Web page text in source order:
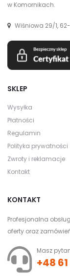
w Komornikach.
Wiśniowa 29/1,
SKLEP
Wysyłka
Płatności
Regulamin
Polityka prywatności
Zwroty i reklamacje
Kontakt
KONTAKT
Profesjonalna
oferty oraz
Masz
+48